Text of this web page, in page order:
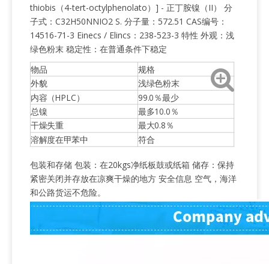
thiobis（4-tert-octylphenolato）] - 正丁胺镍（II） 分
子式：C32H50NNIO2 S. 分子量：572.51 CAS编号：
14516-71-3 Einecs / Elincs：238-523-3 特性 外观：浅
绿色粉末 稳定性：在普通条件下稳定
物品
规格
外貌
浅绿色粉末
内容（HPLC）
99.0％最少
总镍
最多10.0％
干燥失重
最大0.8％
溶解度在甲苯中
符合
包装和存储 包装：在20kgs净纸板鼓或纸箱 储存：保持
紧密关闭并存放在凉爽干燥的地方 安全信息 空气，海洋
和公路货运不危险。